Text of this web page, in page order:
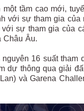
tầm cao mới,
với sự tham gia
sự tham gia của
Châu Âu.
16 suất
dự thông qua giải
và Garena